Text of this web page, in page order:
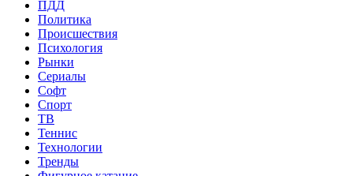
ПДД
Политика
Происшествия
Психология
Рынки
Сериалы
Софт
Спорт
ТВ
Теннис
Технологии
Тренды